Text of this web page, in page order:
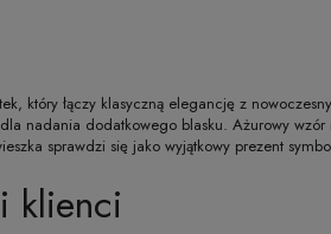
który łączy klasyczną elegancję z
nadania dodatkowego blasku. Ażurowy
sprawdzi się jako wyjątkowy prezent
klienci